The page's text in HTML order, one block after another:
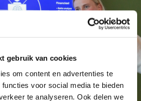
gebruik van cookies
om content en advertenties te
voor social media te bieden
te analyseren. Ook delen we